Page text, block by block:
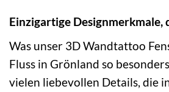
Einzigartige Designmerkmale,
Was unser 3D Wandtattoo
Fluss in Grönland so
vielen liebevollen Details, die